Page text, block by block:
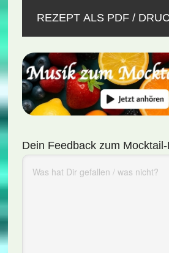
REZEPT ALS PDF /
Dein Feedback zum